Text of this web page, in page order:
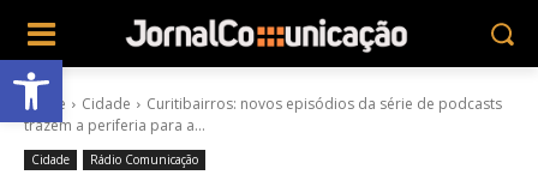
Abrir a barra de ferramentas
Home Cidade
Curitibairros: novos episódios da série de podcasts
trazem a periferia para a...
Cidade Rádio Comunicação